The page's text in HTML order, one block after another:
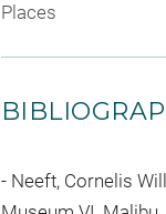
Places
Neeft, Cornelis